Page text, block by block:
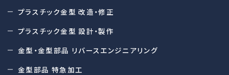
プラスチック金型 改造・修正
プラスチック金型 設計・製作
金型・金型部品 リバースエンジニアリング
金型部品 特急加工